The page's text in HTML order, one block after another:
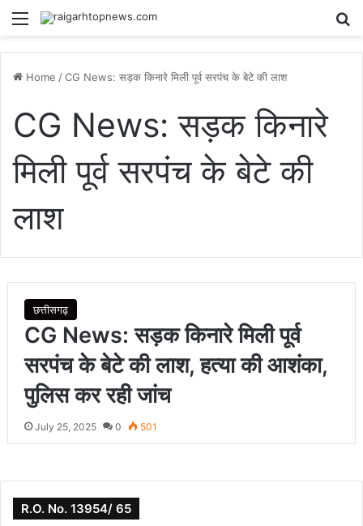
Menu
Home /CG News: सड़क किनारे मिली पूर्व सरपंच के बेटे की लाश
CG News: सड़क किनारे
मिली पूर्व सरपंच के बेटे की
लाश
छत्तीसगढ़
CG News: सड़क किनारे मिली पूर्व
सरपंच के बेटे की लाश, हत्या की आशंका,
पुलिस कर रही जांच
July 25, 2025 0 501
R.O. No. 13954/ 65